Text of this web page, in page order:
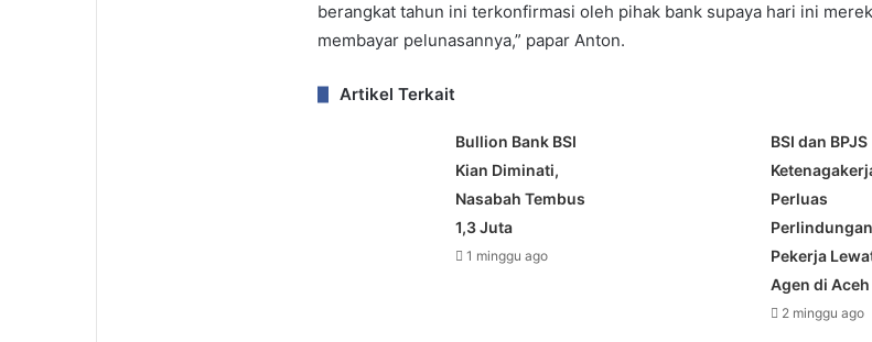
berangkat tahun ini terkonfirmasi oleh pihak bank supaya hari ini
membayar pelunasannya,” papar Anton.
Artikel Terkait
Bullion Bank BSI
Kian Diminati,
Nasabah Tembus
1,3 Juta
1 minggu ago
BSI dan BPJS
Perluas
Perlindungan
Pekerja
Agen di Aceh
2 minggu ago